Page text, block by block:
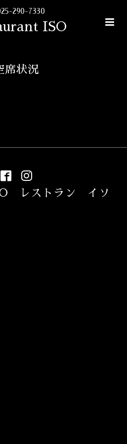
290-7330
ISO
席状況
レストラン イソ